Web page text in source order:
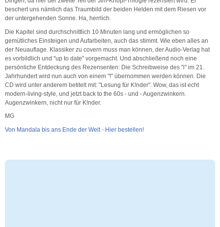
beschert uns nämlich das Traumbild der beiden Helden mit dem Riesen vor
der untergehenden Sonne. Ha, herrlich.
Die Kapitel sind durchschnittlich 10 Minuten lang und ermöglichen so
gemütliches Einsteigen und Aufarbeiten, auch das stimmt. Wie eben alles an
der Neuauflage. Klassiker zu covern muss man können, der Audio-Verlag hat
es vorbildlich und "up to date" vorgemacht. Und abschließend noch eine
persönliche Entdeckung des Rezensenten: Die Schreibweise des "i" im 21.
Jahrhundert wird nun auch von einem "!" übernommen werden können. Die
CD wird unter anderem betitelt mit: "Lesung für K!nder". Wow, das ist echt
modern-living-style, und jetzt back to the 60s - und - Augenzwinkern.
Augenzwinkern, nicht nur für K!nder.
MG
Von Mandala bis ans Ende der Welt - Hier bestellen!